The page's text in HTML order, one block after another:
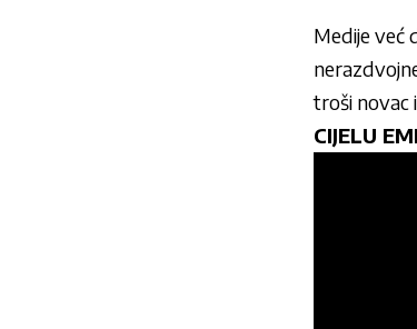
Medije već
troši novac
CIJELU